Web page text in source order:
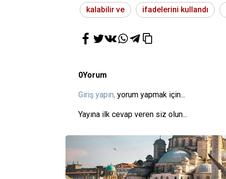
kalabilir ve ifadelerini kullandı
0Yorum
Giriş yapın, yorum yapmak için...
Yayına ilk cevap veren siz olun...